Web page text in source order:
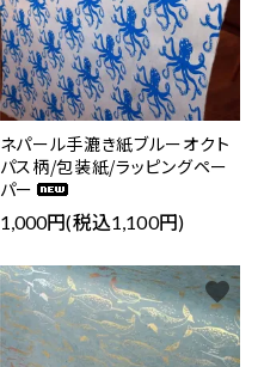
ネパール手漉き紙ブルーオクト
パス柄/包装紙/ラッピングペー
パー
1,000円(税込1,100円)
favorite